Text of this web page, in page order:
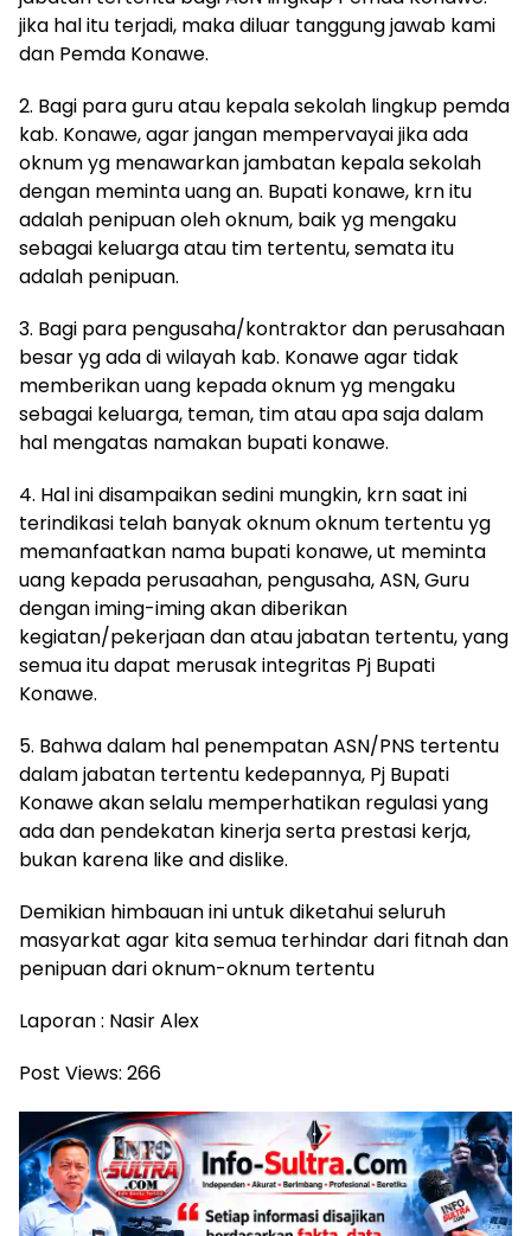
jika hal itu terjadi, maka diluar tanggung jawab kami
dan Pemda Konawe.
2. Bagi para guru atau kepala sekolah lingkup pemda
kab. Konawe, agar jangan mempervayai jika ada
oknum yg menawarkan jambatan kepala sekolah
dengan meminta uang an. Bupati konawe, krn itu
adalah penipuan oleh oknum, baik yg mengaku
sebagai keluarga atau tim tertentu, semata itu
adalah penipuan.
3. Bagi para pengusaha/kontraktor dan perusahaan
besar yg ada di wilayah kab. Konawe agar tidak
memberikan uang kepada oknum yg mengaku
sebagai keluarga, teman, tim atau apa saja dalam
hal mengatas namakan bupati konawe.
4. Hal ini disampaikan sedini mungkin, krn saat ini
terindikasi telah banyak oknum oknum tertentu yg
memanfaatkan nama bupati konawe, ut meminta
uang kepada perusaahan, pengusaha, ASN, Guru
dengan iming-iming akan diberikan
kegiatan/pekerjaan dan atau jabatan tertentu, yang
semua itu dapat merusak integritas Pj Bupati
Konawe.
5. Bahwa dalam hal penempatan ASN/PNS tertentu
dalam jabatan tertentu kedepannya, Pj Bupati
Konawe akan selalu memperhatikan regulasi yang
ada dan pendekatan kinerja serta prestasi kerja,
bukan karena like and dislike.
Demikian himbauan ini untuk diketahui seluruh
masyarkat agar kita semua terhindar dari fitnah dan
penipuan dari oknum-oknum tertentu
Laporan : Nasir Alex
Post Views: 266